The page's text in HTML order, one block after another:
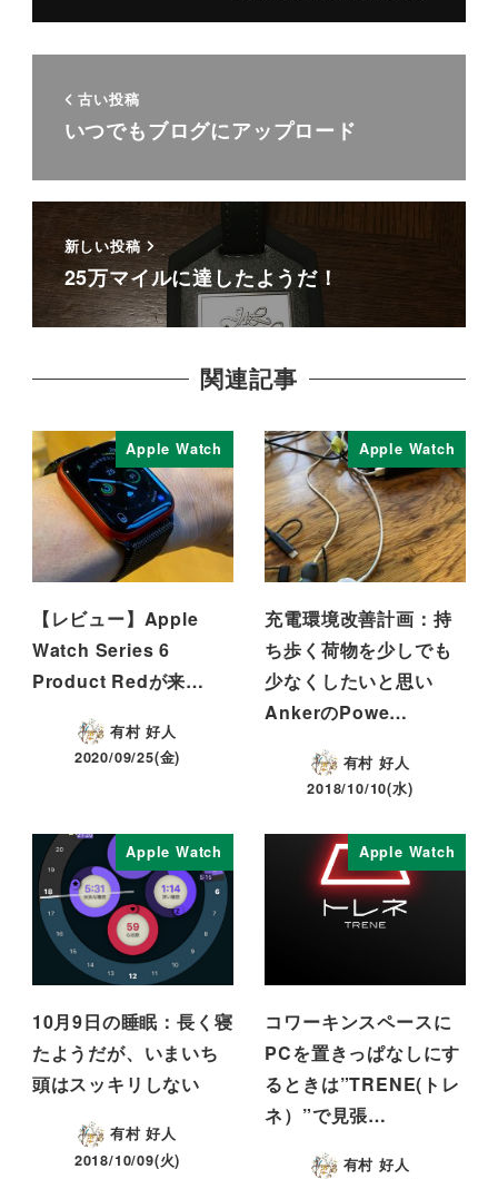
古い投稿
いつでもブログにアップロード
新しい投稿
25万マイルに達したようだ！
関連記事
Apple Watch
【レビュー】Apple
Watch Series 6
Product Redが来…
有村 好人
2020/09/25(金)
Apple Watch
充電環境改善計画：持
ち歩く荷物を少しでも
少なくしたいと思い
AnkerのPowe…
有村 好人
2018/10/10(水)
Apple Watch
10月9日の睡眠：長く寝
たようだが、いまいち
頭はスッキリしない
有村 好人
2018/10/09(火)
Apple Watch
コワーキンスペースに
PCを置きっぱなしにす
るときは”TRENE(トレ
ネ）”で見張…
有村 好人